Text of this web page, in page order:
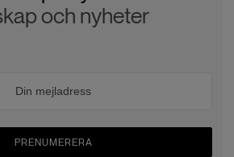
och nyheter
PRENUMERERA